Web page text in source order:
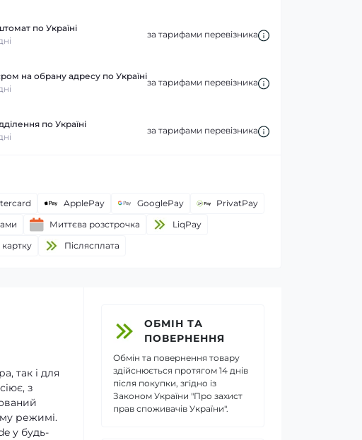
по Україні
за тарифами перевізника
на обрану адресу по Україні
за тарифами перевізника
по Україні
за тарифами перевізника
ApplePay GooglePay
PrivatPay
Миттєва розстрочка
LiqPay
Пiслясплата
так і для
з
режимі.
у будь-
ОБМІН ТА
ПОВЕРНЕННЯ
Обмін та повернення товару
здійснюється протягом 14 днів
після покупки, згідно із
Законом України "Про захист
прав споживачів України".